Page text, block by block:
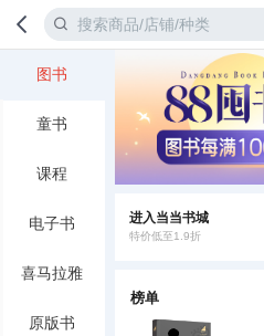
值得买
图书
童书
课程
电子书
喜马拉雅
原版书
进入当当书城
特价低至1.9折
榜单